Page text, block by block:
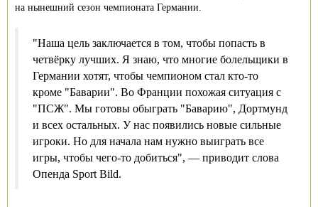
на нынешний сезон чемпионата Германии.
"Наша цель заключается в том, чтобы попасть в
четвёрку лучших. Я знаю, что многие болельщики в
Германии хотят, чтобы чемпионом стал кто-то
кроме "Баварии". Во Франции похожая ситуация с
"ПСЖ". Мы готовы обыграть "Баварию", Дортмунд
и всех остальных. У нас появились новые сильные
игроки. Но для начала нам нужно выиграть все
игры, чтобы чего-то добиться", — приводит слова
Опенда Sport Bild.